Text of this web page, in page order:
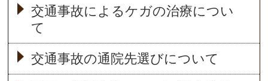
交通事故によるケガの治療につい
て
交通事故の通院先選びについて